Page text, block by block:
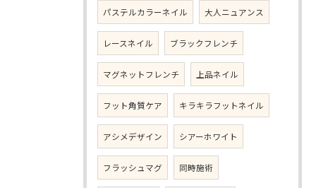
パステルカラーネイル 大人ニュアンス
レースネイル ブラックフレンチ
マグネットフレンチ 上品ネイル
フット角質ケア キラキラフットネイル
アシメデザイン シアーホワイト
フラッシュマグ 同時施術